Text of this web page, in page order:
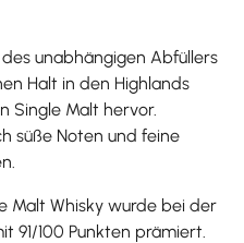
unabhängigen Abfüllers
Halt in den Highlands
Single Malt hervor.
süße Noten und feine
Malt Whisky wurde bei der
91/100 Punkten prämiert.